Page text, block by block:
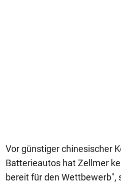
Vor günstiger chinesischer
Batterieautos hat Zellmer
bereit für den Wettbewerb",